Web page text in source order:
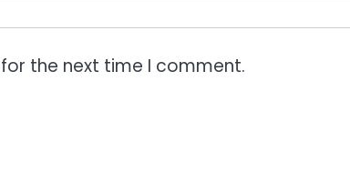
the next time I comment.